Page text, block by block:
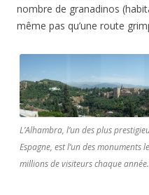
nombre de granadinos
même pas qu’une route
L’Alhambra, l’un des plus
Espagne, est l’un des monuments
millions de visiteurs chaque année.